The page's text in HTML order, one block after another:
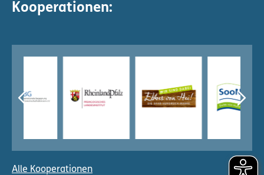
Kooperationen:
Alle Kooperationen